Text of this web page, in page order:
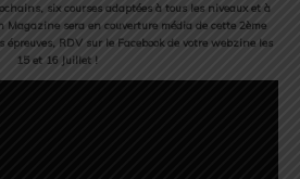
six courses adaptées à tous les niveaux et à
Magazine sera en couverture média de cette 2ème
RDV sur le Facebook de votre webzine les
15 et 16 Juillet !